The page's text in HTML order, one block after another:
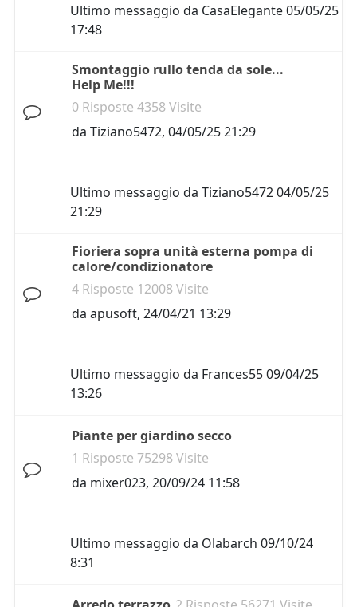
Ultimo messaggio da CasaElegante05/05/25
17:48
Smontaggio rullo tenda da sole...
Help Me!!!
0 Risposte 4358 Visite
da Tiziano5472, 04/05/25 21:29
Ultimo messaggio da Tiziano547204/05/25
21:29
Fioriera sopra unità esterna pompa di
calore/condizionatore
4 Risposte 12008 Visite
da apusoft, 24/04/21 13:29
Ultimo messaggio da Frances5509/04/25
13:26
Piante per giardino secco
1 Risposte 75298 Visite
da mixer023, 20/09/24 11:58
Ultimo messaggio da Olabarch 09/10/24
8:31